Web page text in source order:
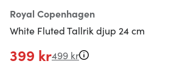
Royal Copenhagen
White Fluted Tallrik djup 24 cm
399 kr499 kr